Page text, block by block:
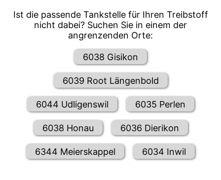
Ist die passende Tankstelle für Ihren Treibstoff
nicht dabei? Suchen Sie in einem der
angrenzenden Orte:
6038 Gisikon
6039 Root Längenbold
6044 Udligenswil 6035 Perlen
6038 Honau 6036 Dierikon
6344 Meierskappel 6034 Inwil